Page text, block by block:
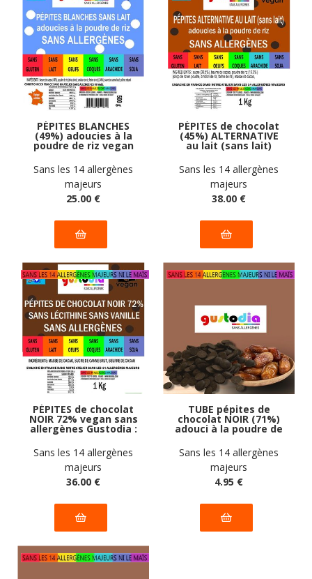
PÉPITES BLANCHES
(49%) adoucies à la
poudre de riz vegan
sans allergènes
Gustodia : 500g
Sans les 14 allergènes
majeurs
25.00 €
PÉPITES de chocolat
(45%) ALTERNATIVE
au lait (sans lait)
vegan sans
allergènes Gustodia :
1 kg
Sans les 14 allergènes
majeurs
38.00 €
PÉPITES de chocolat
NOIR 72% vegan sans
allergènes Gustodia :
Sans les 14 allergènes
majeurs
36.00 €
TUBE pépites de
chocolat NOIR (71%)
adouci à la poudre de
dattes sans
allergènes Gustodia :
110g
Sans les 14 allergènes
majeurs
4.95 €